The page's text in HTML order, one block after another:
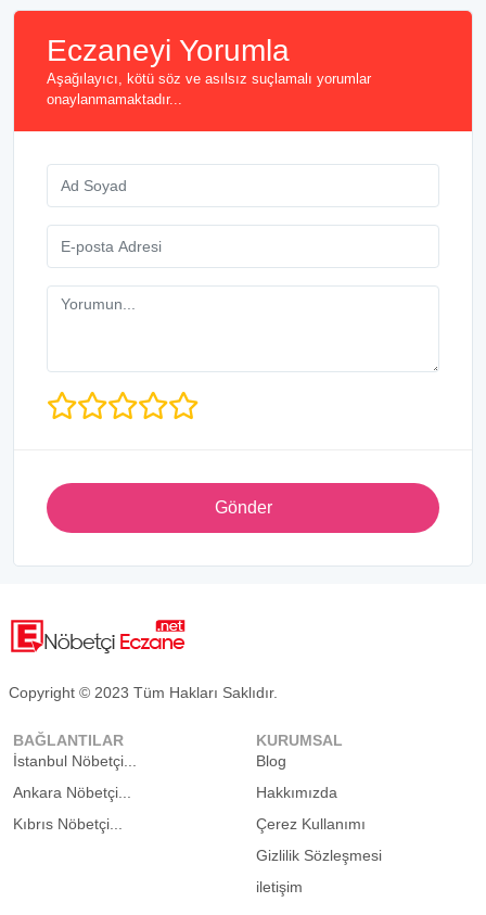
Eczaneyi Yorumla
Aşağılayıcı, kötü söz ve asılsız suçlamalı yorumlar
onaylanmamaktadır...
Gönder
Copyright © 2023 Tüm Hakları Saklıdır.
BAĞLANTILAR
İstanbul Nöbetçi...
Ankara Nöbetçi...
Kıbrıs Nöbetçi...
KURUMSAL
Blog
Hakkımızda
Çerez Kullanımı
Gizlilik Sözleşmesi
iletişim